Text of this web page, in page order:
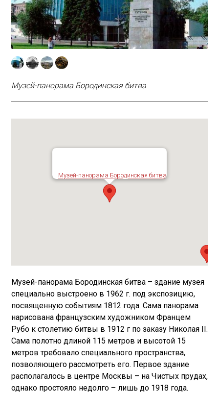
Музей-панорама Бородинская битва
Музей-панорама Бородинская битва
Музей-панорама Бородинская битва – здание музея
специально выстроено в 1962 г. под экспозицию,
посвященную событиям 1812 года. Сама панорама
нарисована французским художником Францем
Рубо к столетию битвы в 1912 г по заказу Николая II.
Сама полотно длиной 115 метров и высотой 15
метров требовало специального пространства,
позволяющего рассмотреть его. Первое здание
располагалось в центре Москвы – на Чистых прудах,
однако простояло недолго – лишь до 1918 года.